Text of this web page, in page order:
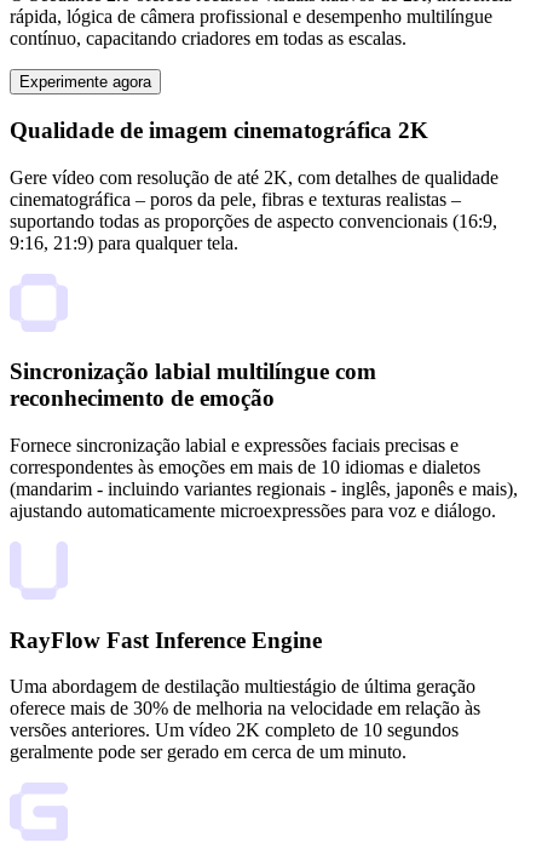
rápida, lógica de câmera profissional e desempenho multilíngue
contínuo, capacitando criadores em todas as escalas.
Experimente agora
Qualidade de imagem cinematográfica 2K
Gere vídeo com resolução de até 2K, com detalhes de qualidade
cinematográfica – poros da pele, fibras e texturas realistas –
suportando todas as proporções de aspecto convencionais (16:9,
9:16, 21:9) para qualquer tela.
Sincronização labial multilíngue com
reconhecimento de emoção
Fornece sincronização labial e expressões faciais precisas e
correspondentes às emoções em mais de 10 idiomas e dialetos
(mandarim - incluindo variantes regionais - inglês, japonês e mais),
ajustando automaticamente microexpressões para voz e diálogo.
RayFlow Fast Inference Engine
Uma abordagem de destilação multiestágio de última geração
oferece mais de 30% de melhoria na velocidade em relação às
versões anteriores. Um vídeo 2K completo de 10 segundos
geralmente pode ser gerado em cerca de um minuto.